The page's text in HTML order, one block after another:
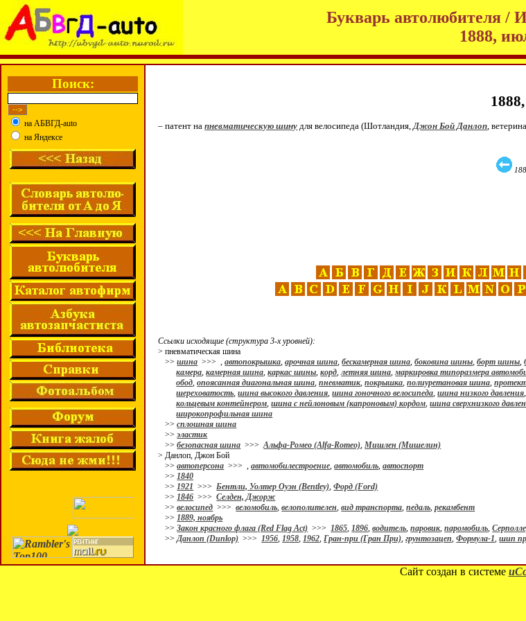
Букварь автолюбителя /
1888,
Поиск:
на АБВГД-auto
на Яндексе
– патент напневматическую шину для велосипеда (Шотландия,Джон Бой Данлоп,
Ссылки исходящие (структура 3-х уровней):
> пневматическая шина
>>шина >>>,автопокрышка,арочная шина,бескамерная шина,боковина шины,борт шины,
камера,камерная шина,каркас шины,корд,летняя шина,маркировка типоразмера
обод,опоясанная диагональная шина,пневматик,покрышка,полиуретановая шина,
шереховатость,шина высокого давления,шина гоночного велосипеда,шина низкого давления
кольцевым контейнером,шина с нейлоновым (капроновым) кордом,шина сверхнизкого
широкопрофильная шина
>>сплошная шина
>>эластик
>>безопасная шина >>>Альфа-Ромео (Alfa-Romeo),Мишлен (Мишелин)
> Данлоп, Джон Бой
>>автоперсона >>>,автомобилестроение,автомобиль,автоспорт
>>1840
>>1921 >>>Бентли, Уолтер Оуэн (Bentley),Форд (Ford)
>>1846 >>>Селден, Джорж
>>велосипед >>>веломобиль,велополителен,вид транспорта,педаль,рекамбент
>>1889, ноябрь
>>Закон красного флага (Red Flag Act) >>>1865,1896,водитель,паровик,паромобиль,
>>Данлоп (Dunlop) >>>1956,1958,1962,Гран-при (Гран При),грунтозацеп,Формула-1,шип
Сайт создан в системе